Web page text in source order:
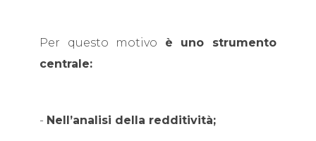
Per questo motivo è uno strumento
centrale:
- Nell’analisi della redditività;